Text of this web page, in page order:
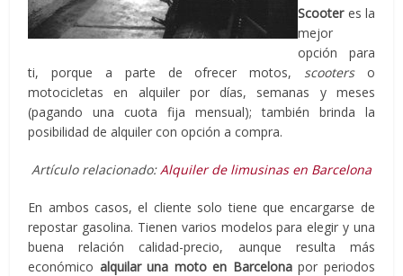
Scooteres la
mejor
opción para
ti, porque a parte de ofrecer motos, scooterso
motocicletas en alquiler por días, semanas y meses
(pagando una cuota fija mensual); también brinda la
posibilidad de alquiler con opción a compra.
Artículo relacionado:Alquiler de limusinas en Barcelona
En ambos casos, el cliente solo tiene que encargarse de
repostar gasolina. Tienen varios modelos para elegir y una
buena relación calidad-precio, aunque resulta más
económico alquilar una moto en Barcelonapor periodos